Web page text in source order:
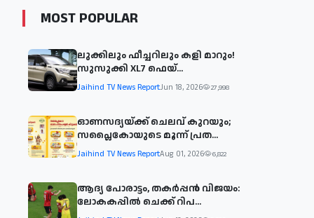
MOST POPULAR
ലുക്കിലും ഫീച്ചറിലും കളി മാറും!
സുസുക്കി XL7 ഫെയ്‌...
Jaihind TV News ReportJun 18, 2026 27,998
ഓണസദ്യയ്ക്ക് ചെലവ് കുറയും;
സപ്ലൈകോയുടെ മൂന്ന് പ്രത...
Jaihind TV News ReportAug 01, 2026 6,822
ആദ്യ പോരാട്ടം, തകർപ്പൻ വിജയം:
ലോകകപ്പിൽ ചെക്ക് റിപ...